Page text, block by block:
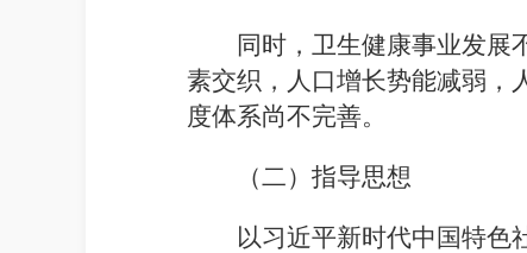
同时，卫生健康事业发展
素交织，人口增长势能减弱，
度体系尚不完善。
（二） 指导思想
以习近平新时代中国特色